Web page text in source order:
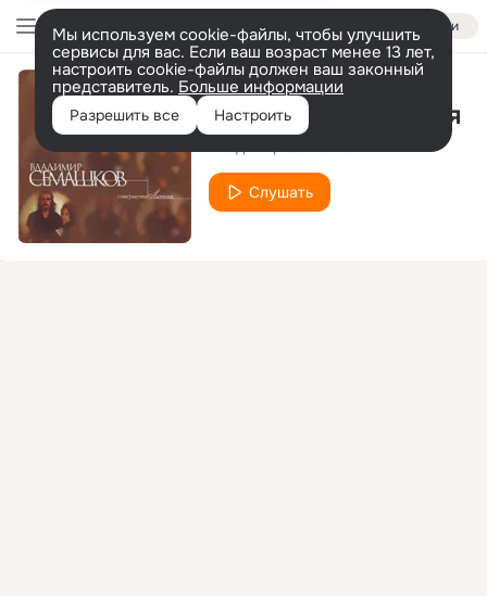
Войти
Мы используем cookie-файлы, чтобы улучшить
сервисы для вас. Если ваш возраст менее 13 лет,
настроить cookie-файлы должен ваш законный
представитель. Больше информации
Разрешить все Настроить
СовершенноЛетняя
Слушать